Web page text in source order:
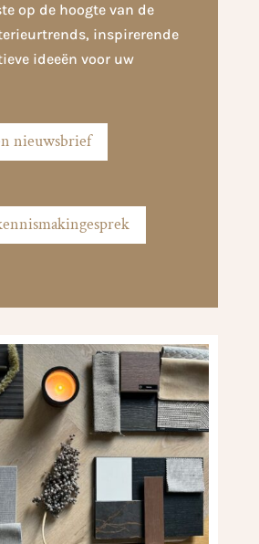
op de hoogte van de
inspirerende
ideeën voor uw
nieuwsbrief